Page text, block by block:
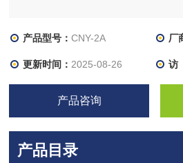
产品型号：CNY-2A 厂
更新时间： 2025-08-26 访
产品咨询
产品目录